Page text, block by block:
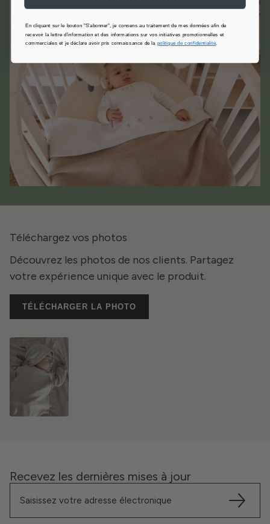
Téléchargez vos photos
Découvrez les photos de nos clients. Partagez
votre expérience unique avec le produit.
TÉLÉCHARGER LA PHOTO
Recevez les dernières mises à jour
En cliquant sur le bouton "S'abonner", je consens au traitement de mes données afin de
recevoir la lettre d'information et des informations sur vos initiatives promotionnelles et
commerciales et je déclare avoir pris connaissance de la politique de confidentialité